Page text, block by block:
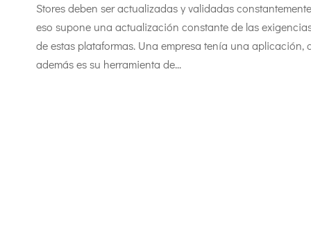
Stores deben ser actualizadas y validadas
eso supone una actualización constante de las
de estas plataformas. Una empresa tenía una aplicación,
además es su herramienta de...